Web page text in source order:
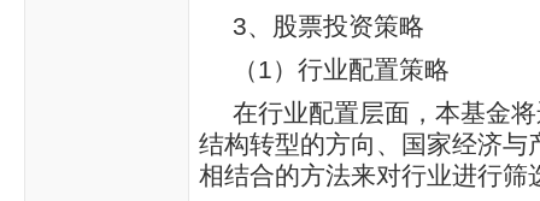
3、股票投资策略
（1）行业配置策略
在行业配置层面，本基金
结构转型的方向、国家经济
相结合的方法来对行业进行筛